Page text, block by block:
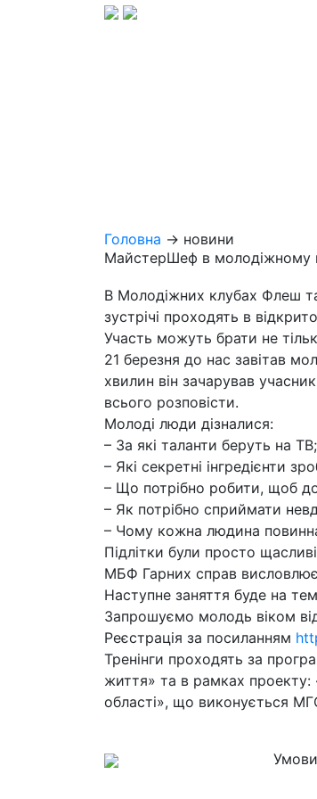
Головна → новини
МайстерШеф в молодіжному
В Молодіжних клубах Флеш та
зустрічі проходять в
Участь можуть брати не
21 березня до нас завітав
хвилин він зачарував
всього розповісти.
Молоді люди дізналися:
– За які таланти беруть на ТВ;
– Які секретні інгредієнти
– Що потрібно робити, щоб
– Як потрібно сприймати
– Чому кожна людина
Підлітки були просто
МБФ Гарних справ висловлює
Наступне заняття буде на
Запрошуємо молодь віком
Реєстрація за посиланням
Тренінги проходять за
життя» та в рамках проекту:
області», що виконується